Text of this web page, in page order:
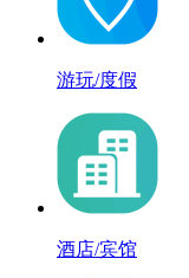
游玩/度假
酒店/宾馆